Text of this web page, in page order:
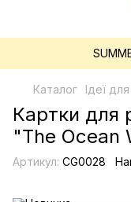
Каталог Ідеї
Картки для
"The Ocean
Артикул: CG0028